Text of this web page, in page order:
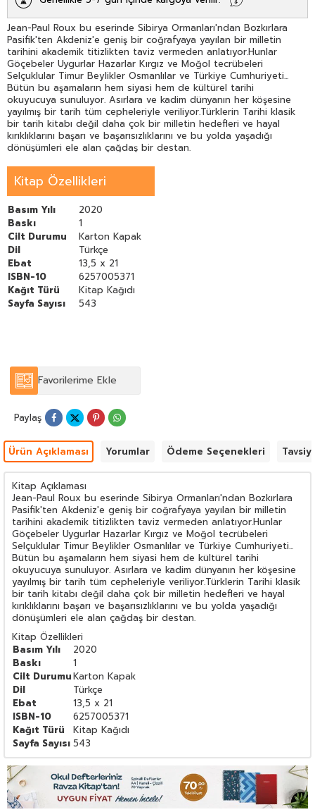
Jean-Paul Roux bu eserinde Sibirya Ormanları'ndan Bozkırlara
Pasifik'ten Akdeniz'e geniş bir coğrafyaya yayılan bir milletin
tarihini akademik titizlikten taviz vermeden anlatıyor.Hunlar
Göçebeler Uygurlar Hazarlar Kırgız ve Moğol tecrübeleri
Selçuklular Timur Beylikler Osmanlılar ve Türkiye Cumhuriyeti...
Bütün bu aşamaların hem siyasi hem de kültürel tarihi
okuyucuya sunuluyor. Asırlara ve kadim dünyanın her köşesine
yayılmış bir tarih tüm cepheleriyle veriliyor.Türklerin Tarihi klasik
bir tarih kitabı değil daha çok bir milletin hedefleri ve hayal
kırıklıklarını başarı ve başarısızlıklarını ve bu yolda yaşadığı
dönüşümleri ele alan çağdaş bir destan.
Kitap Özellikleri
Basım Yılı
2020
Baskı
1
Cilt Durumu
Karton Kapak
Dil
Türkçe
Ebat
13,5 x 21
ISBN-10
6257005371
Kağıt Türü
Kitap Kağıdı
Sayfa Sayısı
543
Favorilerime Ekle
Paylaş
Ürün Açıklaması Yorumlar Ödeme Seçenekleri
Kitap Açıklaması
Jean-Paul Roux bu eserinde Sibirya Ormanları'ndan Bozkırlara
Pasifik'ten Akdeniz'e geniş bir coğrafyaya yayılan bir milletin
tarihini akademik titizlikten taviz vermeden anlatıyor.Hunlar
Göçebeler Uygurlar Hazarlar Kırgız ve Moğol tecrübeleri
Selçuklular Timur Beylikler Osmanlılar ve Türkiye Cumhuriyeti...
Bütün bu aşamaların hem siyasi hem de kültürel tarihi
okuyucuya sunuluyor. Asırlara ve kadim dünyanın her köşesine
yayılmış bir tarih tüm cepheleriyle veriliyor.Türklerin Tarihi klasik
bir tarih kitabı değil daha çok bir milletin hedefleri ve hayal
kırıklıklarını başarı ve başarısızlıklarını ve bu yolda yaşadığı
dönüşümleri ele alan çağdaş bir destan.
Kitap Özellikleri
Basım Yılı
2020
Baskı
1
Cilt DurumuKarton Kapak
Dil
Türkçe
Ebat
13,5 x 21
ISBN-10
6257005371
Kağıt Türü
Kitap Kağıdı
Sayfa Sayısı 543